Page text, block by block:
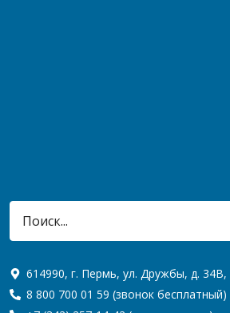
614990, г. Пермь, ул. Дружбы, д.
8 800 700 01 59 (звонок бесплатный)